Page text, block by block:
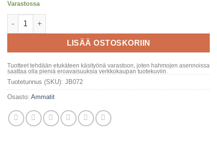
Varastossa
Suutari määrä
LISÄÄ OSTOSKORIIN
Tuotteet tehdään etukäteen käsityönä varastoon, joten hahmojen asennoissa
saattaa olla pieniä eroavaisuuksia verkkokaupan tuotekuviin.
Tuotetunnus (SKU): JB072
Osasto: Ammatit